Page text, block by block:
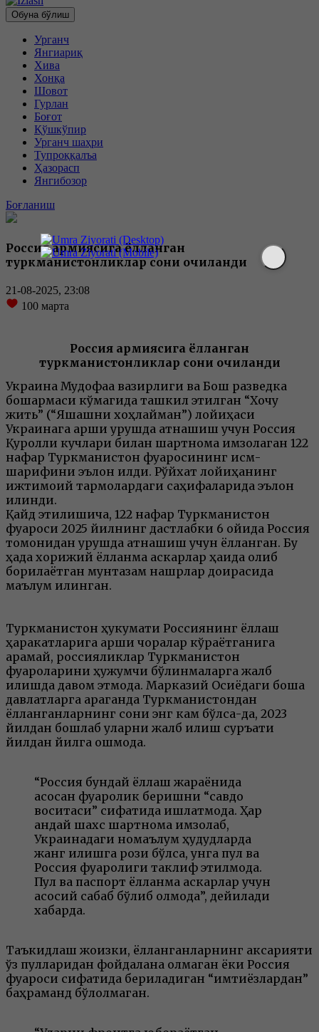
Обуна бўлиш
Урганч
Янгиариқ
Хива
Хонқа
Шовот
Гурлан
Боғот
Қўшкўпир
Урганч шаҳри
Тупроққалъа
Ҳазорасп
Янгибозор
Боғланиш
Россия армиясига ёлланган
туркманистонликлар сони очиқланди
21-08-2025, 23:08
100 марта
Россия армиясига ёлланган
туркманистонликлар сони очиқланди
Украина Мудофаа вазирлиги ва Бош разведка
бошқармаси кўмагида ташкил этилган “Хочу
жить” (“Яшашни хоҳлайман”) лойиҳаси
Украинага қарши урушда қатнашиш учун Россия
Қуролли кучлари билан шартнома имзолаган 122
нафар Туркманистон фуқаросининг исм-
шарифини эълон қилди. Рўйхат лойиҳанинг
ижтимоий тармоқлардаги саҳифаларида эълон
қилинди.
Қайд этилишича, 122 нафар Туркманистон
фуқароси 2025 йилнинг дастлабки 6 ойида Россия
томонидан урушда қатнашиш учун ёлланган. Бу
ҳақда хорижий ёлланма аскарлар ҳақида олиб
борилаётган мунтазам нашрлар доирасида
маълум қилинган.
Туркманистон ҳукумати Россиянинг ёллаш
ҳаракатларига қарши чоралар кўраётганига
қарамай, россияликлар Туркманистон
фуқароларини ҳужумчи бўлинмаларга жалб
қилишда давом этмоқда. Марказий Осиёдаги бошқа
давлатларга қараганда Туркманистондан
ёлланганларнинг сони энг кам бўлса-да, 2023
йилдан бошлаб уларни жалб қилиш суръати
йилдан йилга ошмоқда.
“Россия бундай ёллаш жараёнида
асосан фуқаролик беришни “савдо
воситаси” сифатида ишлатмоқда. Ҳар
қандай шахс шартнома имзолаб,
Украинадаги номаълум ҳудудларда
жанг қилишга рози бўлса, унга пул ва
Россия фуқаролиги таклиф этилмоқда.
Пул ва паспорт ёлланма аскарлар учун
асосий сабаб бўлиб қолмоқда”, дейилади
хабарда.
Таъкидлаш жоизки, ёлланганларнинг аксарияти
ўз пулларидан фойдалана олмаган ёки Россия
фуқароси сифатида бериладиган “имтиёзлардан”
баҳраманд бўлолмаган.